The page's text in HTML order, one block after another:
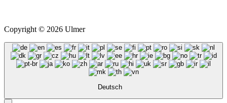
Copyright © 2026 Ulmer
Deutsch